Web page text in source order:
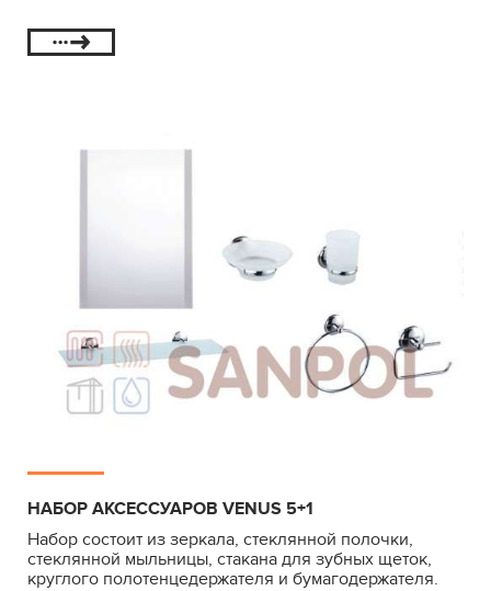
НАБОР АКСЕССУАРОВ VENUS 5+1
Набор состоит из зеркала, стеклянной полочки,
стеклянной мыльницы, стакана для зубных щеток,
круглого полотенцедержателя и бумагодержателя.